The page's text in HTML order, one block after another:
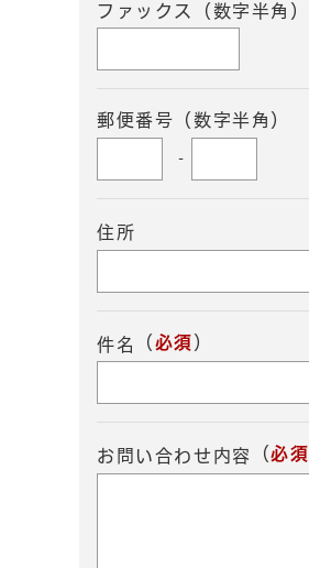
ファックス（数字半角）
郵便番号（数字半角）
-
住所
件名 （ 必須 ）
お問い合わせ内容 （必須